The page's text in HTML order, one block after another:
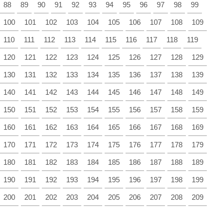
88 89 90 91 92 93 94 95 96 97 98 99
100 101 102 103 104 105 106 107 108 109
110 111 112 113 114 115 116 117 118 119
120 121 122 123 124 125 126 127 128 129
130 131 132 133 134 135 136 137 138 139
140 141 142 143 144 145 146 147 148 149
150 151 152 153 154 155 156 157 158 159
160 161 162 163 164 165 166 167 168 169
170 171 172 173 174 175 176 177 178 179
180 181 182 183 184 185 186 187 188 189
190 191 192 193 194 195 196 197 198 199
200 201 202 203 204 205 206 207 208 209